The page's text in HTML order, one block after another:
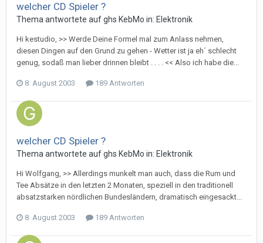
welcher CD Spieler ?
Thema antwortete aufghs KebMo in: Elektronik
Hi kestudio, >> Werde Deine Formel mal zum Anlass nehmen,
diesen Dingen auf den Grund zu gehen - Wetter ist ja eh´ schlecht
genug, sodaß man lieber drinnen bleibt . . . . << Also ich habe die...
8. August 2003 189 Antworten
welcher CD Spieler ?
Thema antwortete aufghs KebMo in: Elektronik
Hi Wolfgang, >> Allerdings munkelt man auch, dass die Rum und
Tee Absätze in den letzten 2 Monaten, speziell in den traditionell
absatzstarken nördlichen Bundesländern, dramatisch eingesackt...
8. August 2003 189 Antworten